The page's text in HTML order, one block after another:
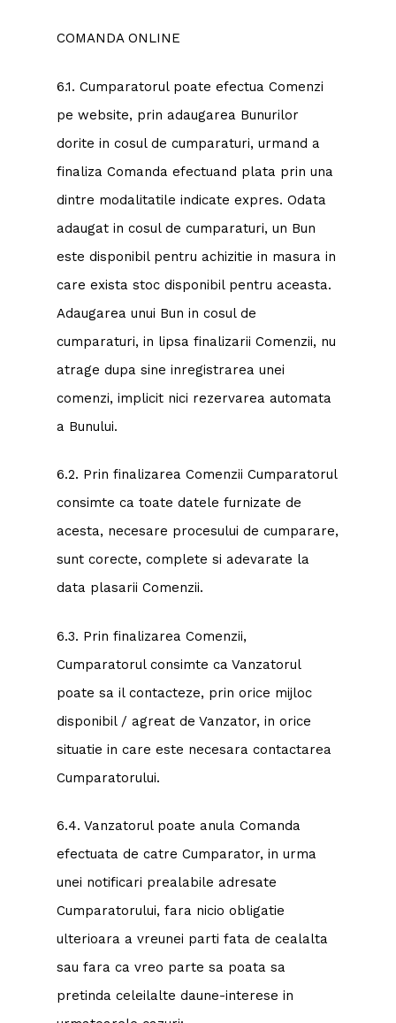
COMANDA ONLINE
6.1. Cumparatorul poate efectua Comenzi
pe website, prin adaugarea Bunurilor
dorite in cosul de cumparaturi, urmand a
finaliza Comanda efectuand plata prin una
dintre modalitatile indicate expres. Odata
adaugat in cosul de cumparaturi, un Bun
este disponibil pentru achizitie in masura in
care exista stoc disponibil pentru aceasta.
Adaugarea unui Bun in cosul de
cumparaturi, in lipsa finalizarii Comenzii, nu
atrage dupa sine inregistrarea unei
comenzi, implicit nici rezervarea automata
a Bunului.
6.2. Prin finalizarea Comenzii Cumparatorul
consimte ca toate datele furnizate de
acesta, necesare procesului de cumparare,
sunt corecte, complete si adevarate la
data plasarii Comenzii.
6.3. Prin finalizarea Comenzii,
Cumparatorul consimte ca Vanzatorul
poate sa il contacteze, prin orice mijloc
disponibil / agreat de Vanzator, in orice
situatie in care este necesara contactarea
Cumparatorului.
6.4. Vanzatorul poate anula Comanda
efectuata de catre Cumparator, in urma
unei notificari prealabile adresate
Cumparatorului, fara nicio obligatie
ulterioara a vreunei parti fata de cealalta
sau fara ca vreo parte sa poata sa
pretinda celeilalte daune-interese in